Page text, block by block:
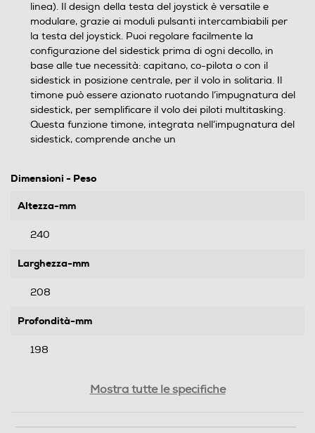
linea). Il design della testa del joystick è versatile e
modulare, grazie ai moduli pulsanti intercambiabili per
la testa del joystick. Puoi regolare facilmente la
configurazione del sidestick prima di ogni decollo, in
base alle tue necessità: capitano, co-pilota o con il
sidestick in posizione centrale, per il volo in solitaria. Il
timone può essere azionato ruotando l’impugnatura del
sidestick, per semplificare il volo dei piloti multitasking.
Questa funzione timone, integrata nell’impugnatura del
sidestick, comprende anche un
Dimensioni - Peso
Altezza-mm
240
Larghezza-mm
208
Profondità-mm
198
Mostra tutte le specifiche